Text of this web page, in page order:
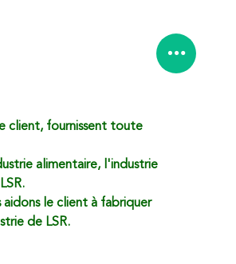
client, fournissent toute
alimentaire, l'industrie
le client à fabriquer
de LSR.